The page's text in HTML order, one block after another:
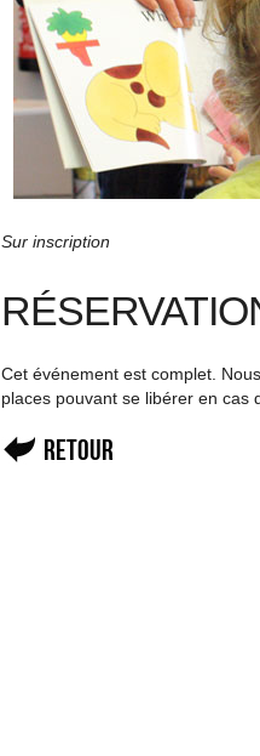
Sur inscription
Cet événement est complet.
places pouvant se libérer en cas
Retour